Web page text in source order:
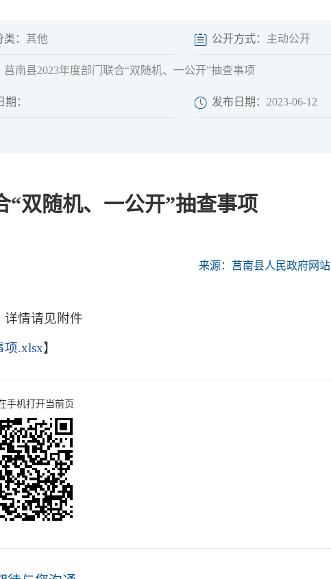
政府开放日 网上调查
： 其他 公开方式： 主动公开
莒南县2023年度部门联合“双随机、一公开”抽查事项
期： 发布日期： 2023-06-12
“双随机、一公开”抽查事项
来源：莒南县人民政府网站
详情请见附件
项.xlsx】
手机打开当前页